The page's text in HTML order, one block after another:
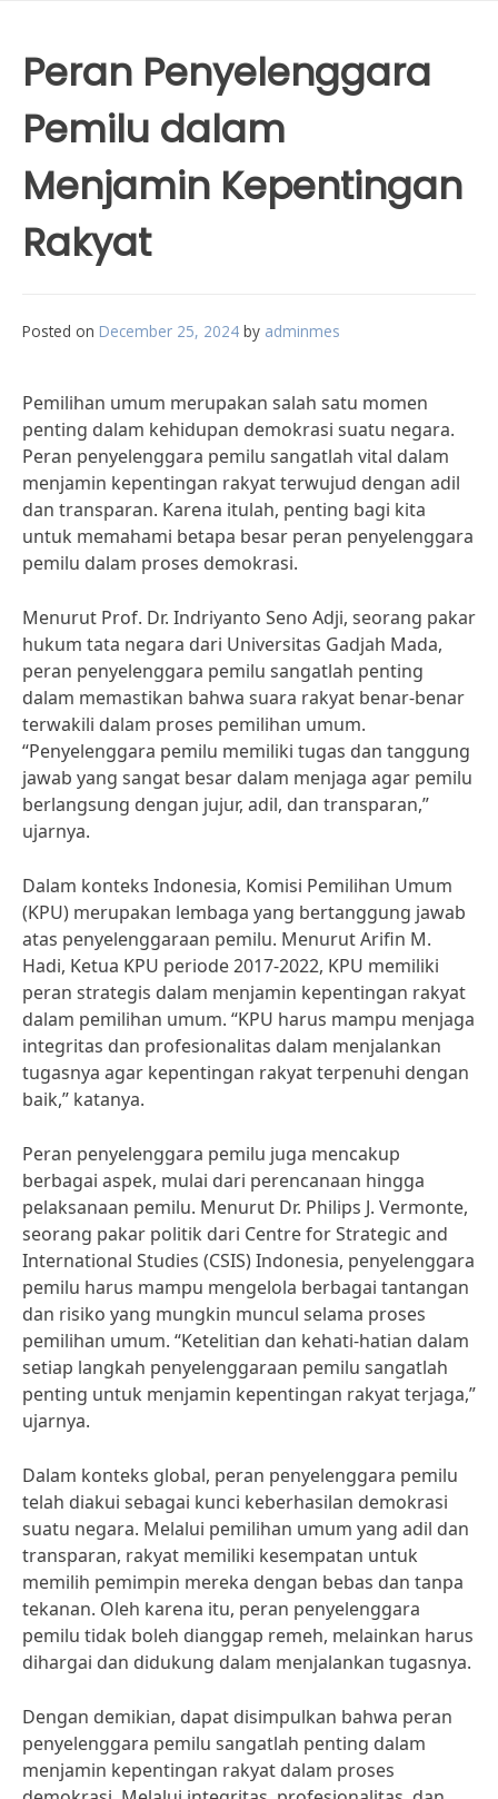
Peran Penyelenggara
Pemilu dalam
Menjamin Kepentingan
Rakyat
Posted on December 25, 2024 by adminmes
Pemilihan umum merupakan salah satu momen
penting dalam kehidupan demokrasi suatu negara.
Peran penyelenggara pemilu sangatlah vital dalam
menjamin kepentingan rakyat terwujud dengan adil
dan transparan. Karena itulah, penting bagi kita
untuk memahami betapa besar peran penyelenggara
pemilu dalam proses demokrasi.
Menurut Prof. Dr. Indriyanto Seno Adji, seorang pakar
hukum tata negara dari Universitas Gadjah Mada,
peran penyelenggara pemilu sangatlah penting
dalam memastikan bahwa suara rakyat benar-benar
terwakili dalam proses pemilihan umum.
“Penyelenggara pemilu memiliki tugas dan tanggung
jawab yang sangat besar dalam menjaga agar pemilu
berlangsung dengan jujur, adil, dan transparan,”
ujarnya.
Dalam konteks Indonesia, Komisi Pemilihan Umum
(KPU) merupakan lembaga yang bertanggung jawab
atas penyelenggaraan pemilu. Menurut Arifin M.
Hadi, Ketua KPU periode 2017-2022, KPU memiliki
peran strategis dalam menjamin kepentingan rakyat
dalam pemilihan umum. “KPU harus mampu menjaga
integritas dan profesionalitas dalam menjalankan
tugasnya agar kepentingan rakyat terpenuhi dengan
baik,” katanya.
Peran penyelenggara pemilu juga mencakup
berbagai aspek, mulai dari perencanaan hingga
pelaksanaan pemilu. Menurut Dr. Philips J. Vermonte,
seorang pakar politik dari Centre for Strategic and
International Studies (CSIS) Indonesia, penyelenggara
pemilu harus mampu mengelola berbagai tantangan
dan risiko yang mungkin muncul selama proses
pemilihan umum. “Ketelitian dan kehati-hatian dalam
setiap langkah penyelenggaraan pemilu sangatlah
penting untuk menjamin kepentingan rakyat terjaga,”
ujarnya.
Dalam konteks global, peran penyelenggara pemilu
telah diakui sebagai kunci keberhasilan demokrasi
suatu negara. Melalui pemilihan umum yang adil dan
transparan, rakyat memiliki kesempatan untuk
memilih pemimpin mereka dengan bebas dan tanpa
tekanan. Oleh karena itu, peran penyelenggara
pemilu tidak boleh dianggap remeh, melainkan harus
dihargai dan didukung dalam menjalankan tugasnya.
Dengan demikian, dapat disimpulkan bahwa peran
penyelenggara pemilu sangatlah penting dalam
menjamin kepentingan rakyat dalam proses